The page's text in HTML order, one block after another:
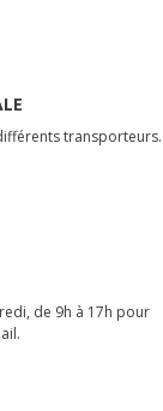
transporteurs.
de 9h à 17h pour